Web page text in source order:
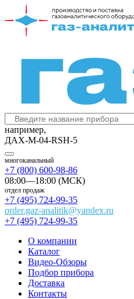
например,
ДАХ-М-04-RSH-5
многоканальный
+7 (800) 600-98-86
08:00—18:00 (МСК)
отдел продаж
+7 (495) 724-99-35
order.gaz-analitik@yandex.ru
+7 (495) 724-99-35
О компании
Каталог
Видео-Обзоры
Подбор прибора
Доставка
Контакты